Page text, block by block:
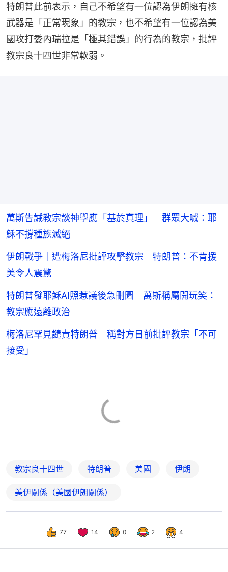
特朗普此前表示，自己不希望有一位認為伊朗擁有核
武器是「正常現象」的教宗，也不希望有一位認為美
國攻打委內瑞拉是「極其錯誤」的行為的教宗，批評
教宗良十四世非常軟弱。
萬斯告誡教宗談神學應「基於真理」 群眾大喊：耶
穌不撐種族滅絕
伊朗戰爭｜遭梅洛尼批評攻擊教宗 特朗普：不肯援
美令人震驚
特朗普發耶穌AI照惹議後急刪圖 萬斯稱屬開玩笑：
教宗應遠離政治
梅洛尼罕見譴責特朗普 稱對方日前批評教宗「不可
接受」
教宗良十四世 特朗普 美國 伊朗
美伊關係（美國伊朗關係）
77 14 0 2 4